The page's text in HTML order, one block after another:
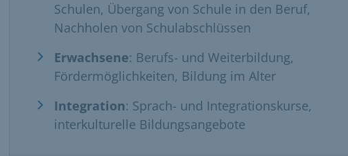
Schulen, Übergang von Schule in den Beruf,
Nachholen von Schulabschlüssen
Erwachsene: Berufs- und Weiterbildung,
Fördermöglichkeiten, Bildung im Alter
Integration: Sprach- und Integrationskurse,
interkulturelle Bildungsangebote